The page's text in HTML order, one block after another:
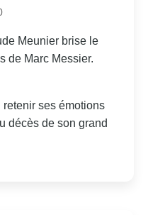
Meunier brise le
de Marc Messier.
ses émotions
décès de son grand